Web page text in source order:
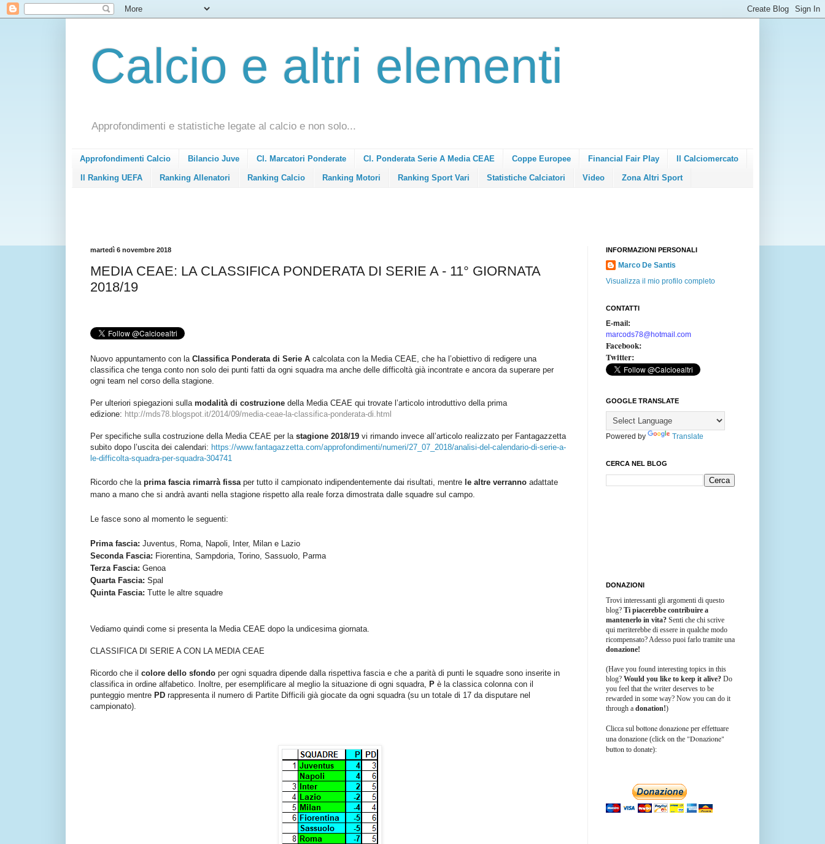
Calcio e altri elementi
Approfondimenti e statistiche legate al calcio e non solo...
Approfondimenti Calcio Bilancio Juve Cl. Marcatori Ponderate Cl. Ponderata Serie A Media CEAE Coppe Europee Financial Fair Play Il Calciomercato
Il Ranking UEFA Ranking Allenatori Ranking Calcio Ranking Motori Ranking Sport Vari Statistiche Calciatori Video Zona Altri Sport
martedì 6 novembre 2018
MEDIA CEAE: LA CLASSIFICA PONDERATA DI SERIE A - 11° GIORNATA
2018/19
Nuovo appuntamento con la Classifica Ponderata di Serie A calcolata con la Media CEAE, che ha l’obiettivo di redigere una
classifica che tenga conto non solo dei punti fatti da ogni squadra ma anche delle difficoltà già incontrate e ancora da superare per
ogni team nel corso della stagione.
Per ulteriori spiegazioni sulla modalità di costruzione della Media CEAE qui trovate l’articolo introduttivo della prima
edizione: http://mds78.blogspot.it/2014/09/media-ceae-la-classifica-ponderata-di.html
Per specifiche sulla costruzione della Media CEAE per la stagione 2018/19 vi rimando invece all’articolo realizzato per Fantagazzetta
subito dopo l’uscita dei calendari: https://www.fantagazzetta.com/approfondimenti/numeri/27_07_2018/analisi-del-calendario-di-serie-a-
le-difficolta-squadra-per-squadra-304741
Ricordo che la prima fascia rimarrà fissaper tutto il campionato indipendentemente dai risultati, mentre le altre verranno adattate
mano a mano che si andrà avanti nella stagione rispetto alla reale forza dimostrata dalle squadre sul campo.
Le fasce sono al momento le seguenti:
Prima fascia: Juventus, Roma, Napoli, Inter, Milan e Lazio
Seconda Fascia: Fiorentina, Sampdoria, Torino, Sassuolo, Parma
Terza Fascia: Genoa
Quarta Fascia: Spal
Quinta Fascia: Tutte le altre squadre
Vediamo quindi come si presenta la Media CEAE dopo la undicesima giornata.
CLASSIFICA DI SERIE A CON LA MEDIA CEAE
Ricordo che il colore dello sfondo per ogni squadra dipende dalla rispettiva fascia e che a parità di punti le squadre sono inserite in
classifica in ordine alfabetico. Inoltre, per esemplificare al meglio la situazione di ogni squadra, P è la classica colonna con il
punteggio mentre PD rappresenta il numero di Partite Difficili già giocate da ogni squadra (su un totale di 17 da disputare nel
campionato).
INFORMAZIONI PERSONALI
Marco De Santis
Visualizza il mio profilo completo
CONTATTI
E-mail:
marcods78@hotmail.com
Facebook:
Twitter:
GOOGLE TRANSLATE
Powered by Translate
CERCA NEL BLOG
DONAZIONI
Trovi interessanti gli argomenti di questo
blog? Ti piacerebbe contribuire a
mantenerlo in vita? Senti che chi scrive
qui meriterebbe di essere in qualche modo
ricompensato? Adesso puoi farlo tramite una
donazione!
(Have you found interesting topics in this
blog? Would you like to keep it alive? Do
you feel that the writer deserves to be
rewarded in some way? Now you can do it
through a donation!)
Clicca sul bottone donazione per effettuare
una donazione (click on the "Donazione"
button to donate):